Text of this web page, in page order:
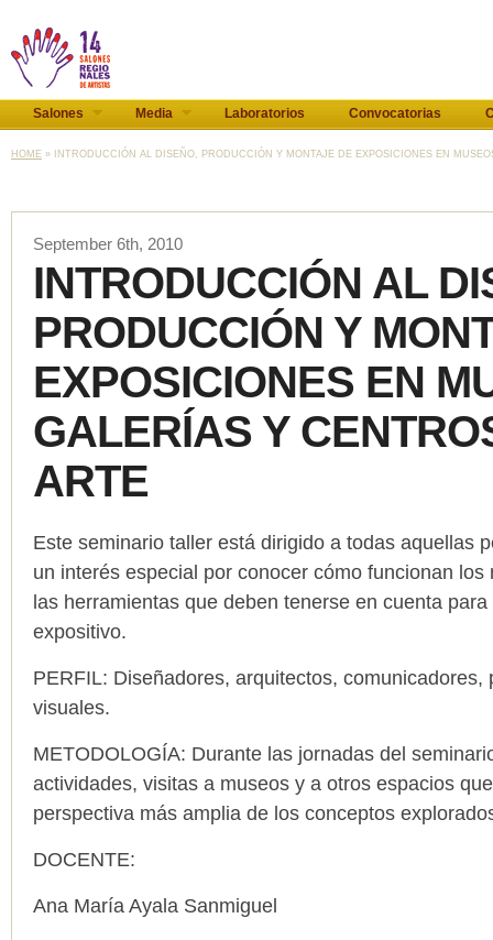
Salones Media Laboratorios Convocatorias
HOME » INTRODUCCIÓN AL DISEÑO, PRODUCCIÓN Y MONTAJE DE EXPOSICIONES EN
September 6th, 2010
INTRODUCCIÓN AL
PRODUCCIÓN Y
EXPOSICIONES EN
GALERÍAS Y
ARTE
Este seminario taller está dirigido a todas aquellas
un interés especial por conocer cómo funcionan los
las herramientas que deben tenerse en cuenta
expositivo.
PERFIL: Diseñadores, arquitectos, comunicadores,
visuales.
METODOLOGÍA: Durante las jornadas del
actividades, visitas a museos y a otros espacios
perspectiva más amplia de los conceptos
DOCENTE:
Ana María Ayala Sanmiguel